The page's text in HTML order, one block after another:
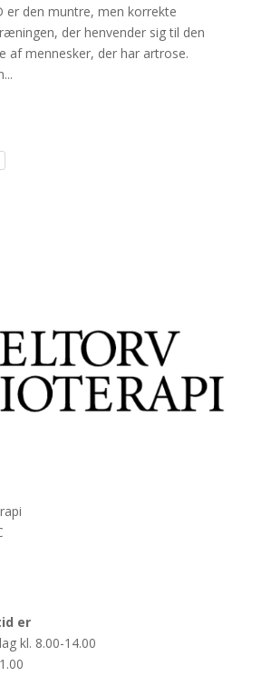
er den muntre, men korrekte
der henvender sig til den
af mennesker, der har artrose.
er
kl. 8.00-14.00